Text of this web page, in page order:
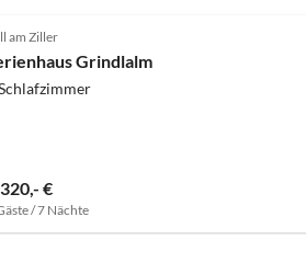
am Ziller
Grindlalm
€
/ 7 Nächte